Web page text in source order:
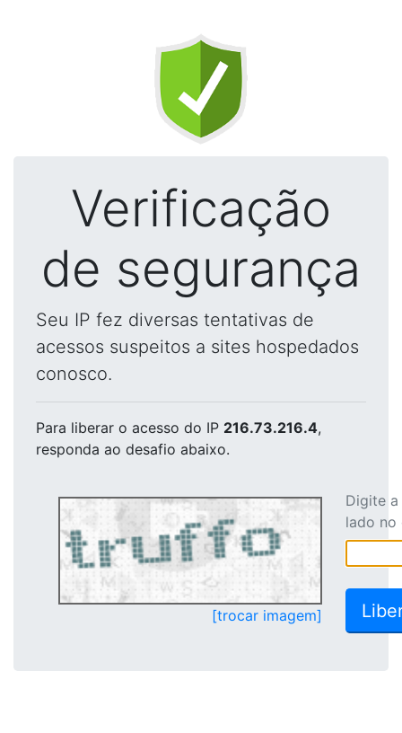
Verificação
de segurança
Seu IP fez diversas tentativas de
acessos suspeitos a sites hospedados
conosco.
Para liberar o acesso do IP 216.73.216.4,
responda ao desafio abaixo.
[trocar imagem]
Digite
lado no